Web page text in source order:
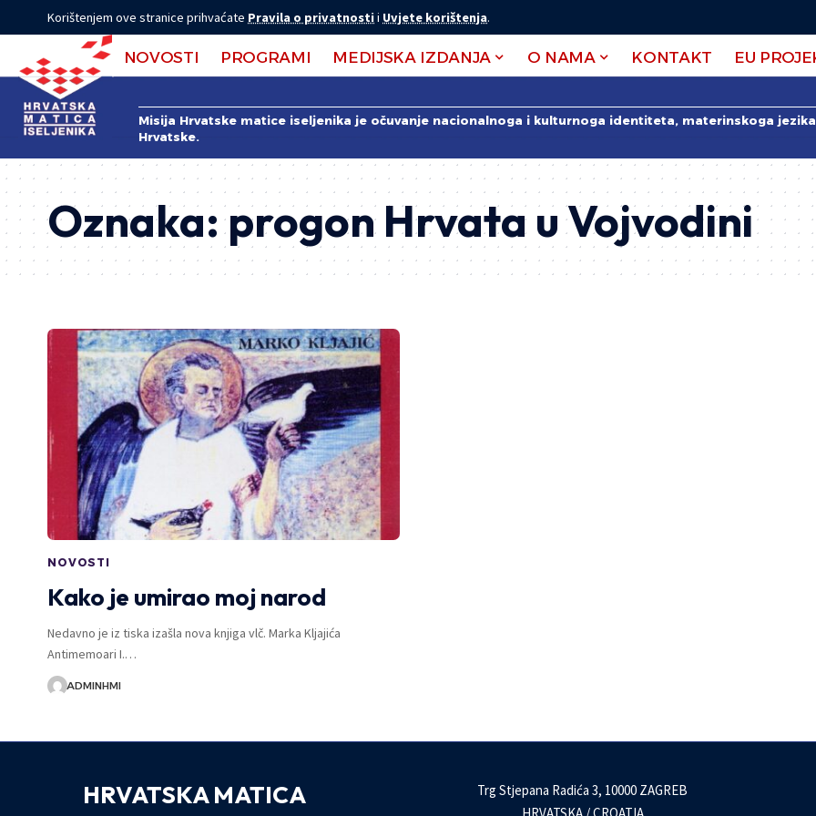
Korištenjem ove stranice prihvaćate Pravila o privatnostii Uvjete korištenja.
NOVOSTI PROGRAMI MEDIJSKA IZDANJA O NAMA KONTAKT EU
Misija Hrvatske matice iseljenika je očuvanje nacionalnoga i kulturnoga identiteta, materinskoga
Hrvatske.
Oznaka:progon Hrvata u Vojvodini
NOVOSTI
Kako je umirao moj narod
Nedavno je iz tiska izašla nova knjiga vlč. Marka Kljajića
Antimemoari I.…
ADMINHMI
HRVATSKA MATICA
Trg Stjepana Radića 3, 10000 ZAGREB